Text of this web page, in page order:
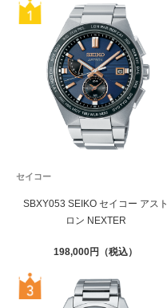
セイコー
SBXY053 SEIKO セイコー アスト
ロン NEXTER
198,000